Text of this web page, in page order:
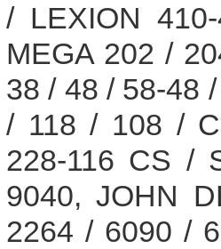
/ LEXION
MEGA 202 /
38 / 48 / 58-48
/ 118 / 108 /
228-116 CS /
9040, JOHN
2264 / 6090 /